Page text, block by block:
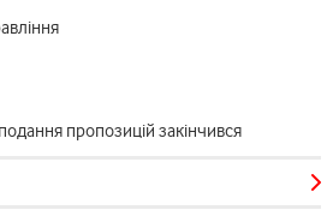
пропозицій закінчився